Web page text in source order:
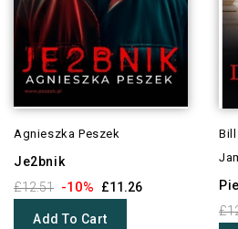
Agnieszka Peszek
Je2bnik
£12.51 -10% £11.26
Add To Cart